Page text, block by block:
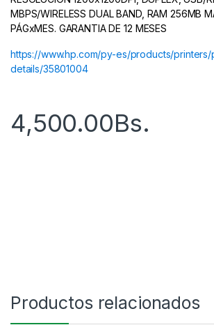
MBPS/WIRELESS DUAL BAND, RAM 256MB
PÁGxMES. GARANTIA DE 12 MESES
https://www.hp.com/py-es/products/
details/35801004
4,500.00Bs.
Productos relacionados